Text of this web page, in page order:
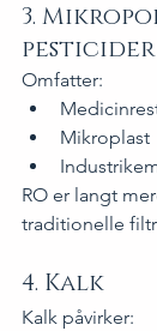
3.
pesticider
Omfatter:
Mikroplast
RO er langt
traditionelle
4. Kalk
Kalk påvirker: